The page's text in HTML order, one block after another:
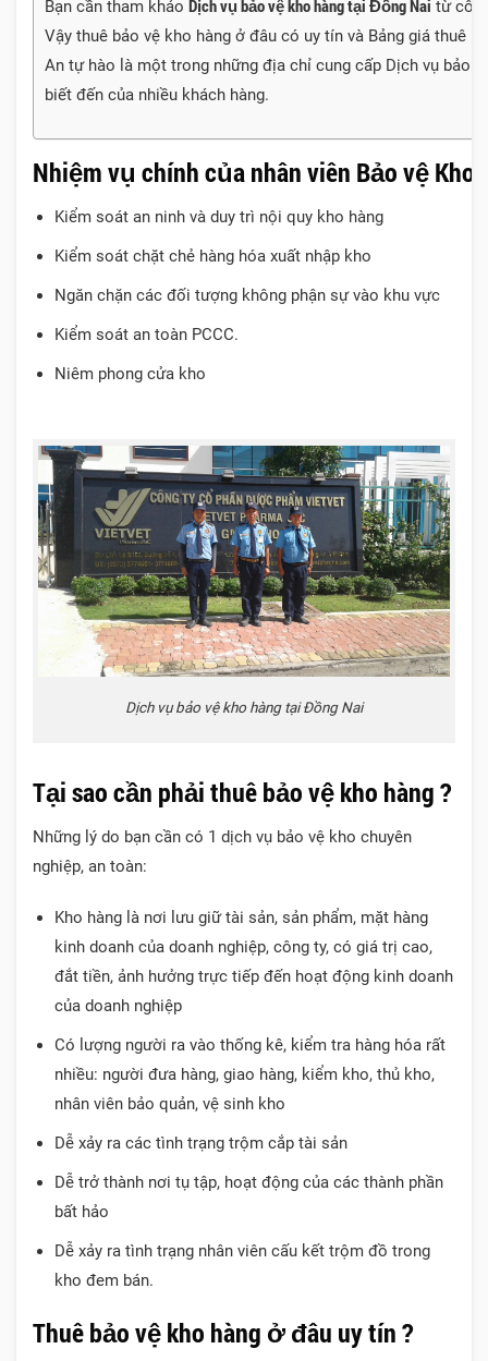
Bạn cần tham khảo Dịch vụ bảo vệ kho hàng tại Đồng Nai từ
Vậy thuê bảo vệ kho hàng ở đâu có uy tín và Bảng giá thuê
An tự hào là một trong những địa chỉ cung cấp Dịch vụ bảo
biết đến của nhiều khách hàng.
Nhiệm vụ chính của nhân viên Bảo vệ
Kiểm soát an ninh và duy trì nội quy kho hàng
Kiểm soát chặt chẻ hàng hóa xuất nhập kho
Ngăn chặn các đối tượng không phận sự vào khu vực
Kiểm soát an toàn PCCC.
Niêm phong cửa kho
Dịch vụ bảo vệ kho hàng tại Đồng Nai
Tại sao cần phải thuê bảo vệ kho hàng ?
Những lý do bạn cần có 1 dịch vụ bảo vệ kho chuyên
nghiệp, an toàn:
Kho hàng là nơi lưu giữ tài sản, sản phẩm, mặt hàng
kinh doanh của doanh nghiệp, công ty, có giá trị cao,
đắt tiền, ảnh hưởng trực tiếp đến hoạt động kinh doanh
của doanh nghiệp
Có lượng người ra vào thống kê, kiểm tra hàng hóa rất
nhiều: người đưa hàng, giao hàng, kiểm kho, thủ kho,
nhân viên bảo quản, vệ sinh kho
Dễ xảy ra các tình trạng trộm cắp tài sản
Dễ trở thành nơi tụ tập, hoạt động của các thành phần
bất hảo
Dễ xảy ra tình trạng nhân viên cấu kết trộm đồ trong
kho đem bán.
Thuê bảo vệ kho hàng ở đâu uy tín ?